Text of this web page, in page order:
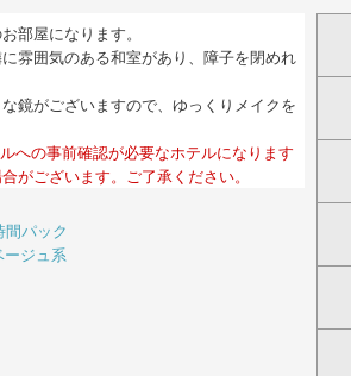
部屋になります。
雰囲気のある和室があり、障子を閉めれ
鏡がございますので、ゆっくりメイクを
への事前確認が必要なホテルになります
がございます。ご了承ください。
間パック
ージュ系